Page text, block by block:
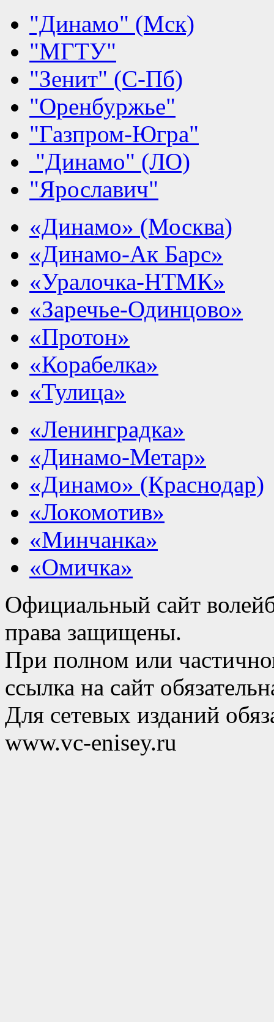
"Динамо" (Мск)
"МГТУ"
"Зенит" (С-Пб)
"Оренбуржье"
"Газпром-Югра"
"Динамо" (ЛО)
"Ярославич"
«Динамо» (Москва)
«Динамо-Ак Барс»
«Уралочка-НТМК»
«Заречье-Одинцово»
«Протон»
«Корабелка»
«Тулица»
«Ленинградка»
«Динамо-Метар»
«Динамо» (Краснодар)
«Локомотив»
«Минчанка»
«Омичка»
Официальный сайт
права защищены.
При полном или
ссылка на сайт
Для сетевых изданий
www.vc-enisey.ru